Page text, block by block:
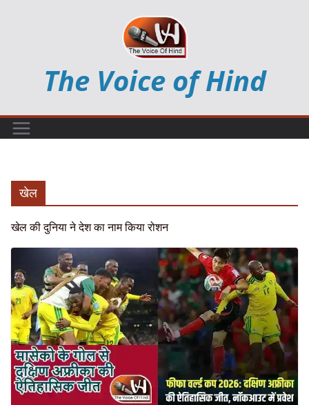
The Voice of Hind
खेल
खेल की दुनिया ने देश का नाम किया रोशन